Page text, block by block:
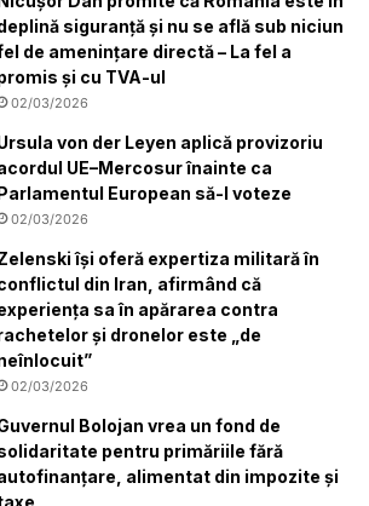
siguranță și nu se află sub niciun
de amenințare directă – La fel a
și cu TVA-ul
02/03/2026
von der Leyen aplică provizoriu
UE–Mercosur înainte ca
European să-l voteze
02/03/2026
își oferă expertiza militară în
din Iran, afirmând că
sa în apărarea contra
și dronelor este „de
02/03/2026
Bolojan vrea un fond de
pentru primăriile fără
alimentat din impozite și